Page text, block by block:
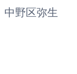
野区弥生